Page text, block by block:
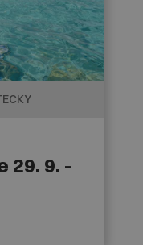
29. 9. -